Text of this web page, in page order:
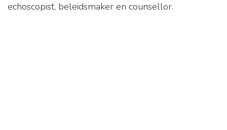
echoscopist, beleidsmaker en counsellor.